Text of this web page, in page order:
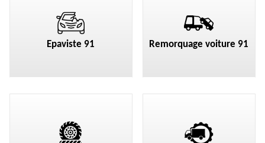
Epaviste 91 Remorquage voiture 91